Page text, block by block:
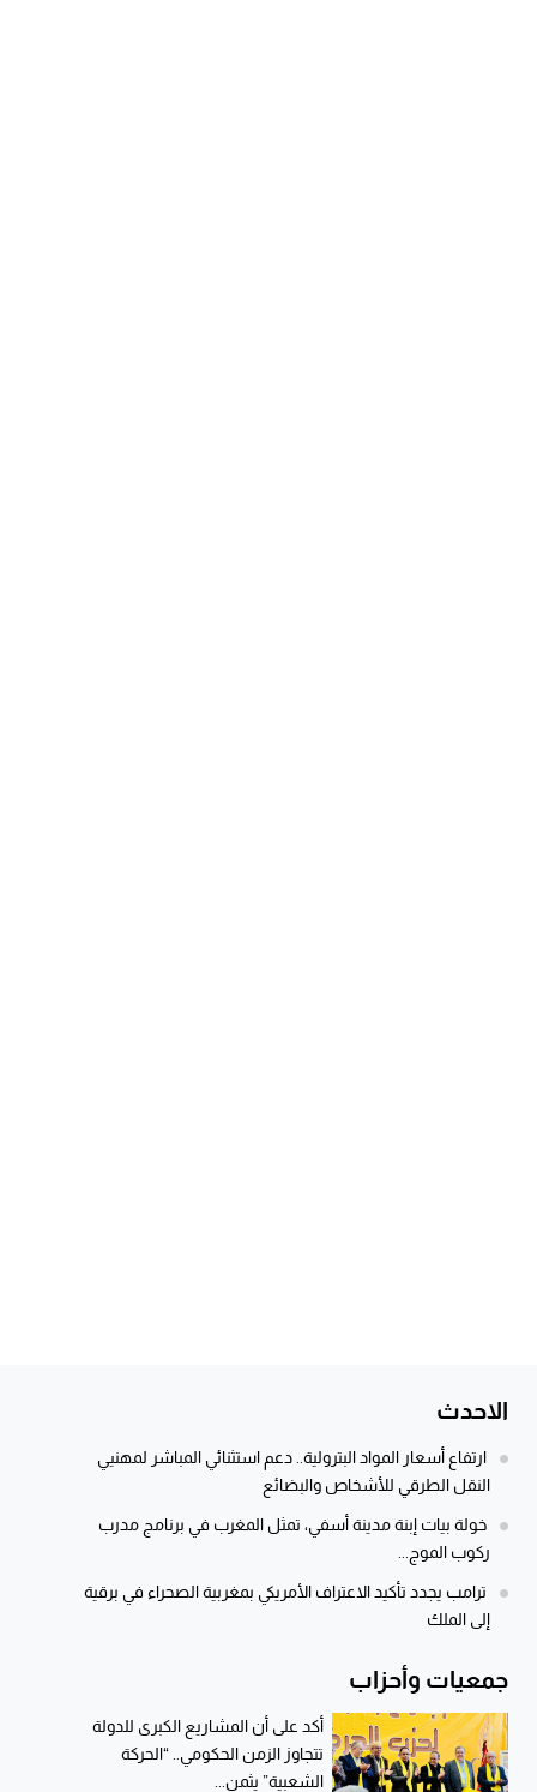
الاحدث
ارتفاع أسعار المواد البترولية.. دعم استثنائي المباشر لمهنيي
النقل الطرقي للأشخاص والبضائع
خولة بيات إبنة مدينة أسفي، تمثل المغرب في برنامج مدرب
ركوب الموج...
ترامب يجدد تأكيد الاعتراف الأمريكي بمغربية الصحراء في برقية
إلى الملك
جمعيات وأحزاب
أكد على أن المشاريع الكبرى للدولة
تتجاوز الزمن الحكومي.. “الحركة
الشعبية” يثمن...